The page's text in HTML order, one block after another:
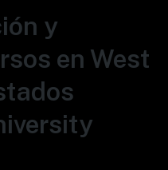
y
en West